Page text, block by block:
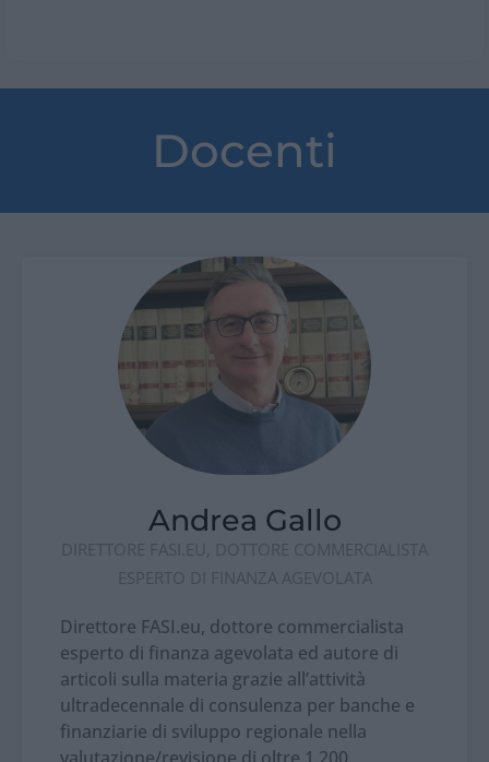
Docenti
Andrea Gallo
DIRETTORE FASI.EU, DOTTORE COMMERCIALISTA
ESPERTO DI FINANZA AGEVOLATA
Direttore FASI.eu, dottore commercialista
esperto di finanza agevolata ed autore di
articoli sulla materia grazie all’attività
ultradecennale di consulenza per banche e
finanziarie di sviluppo regionale nella